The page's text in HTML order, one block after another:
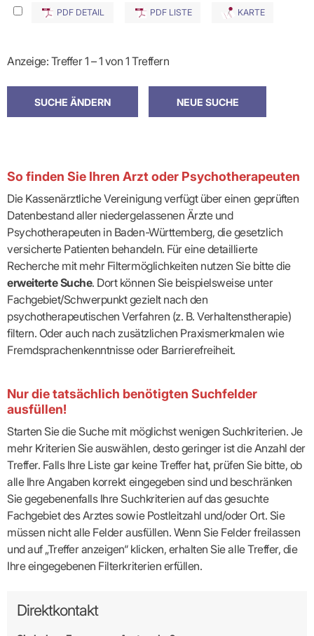
PDF DETAIL PDF LISTE KARTE
Anzeige: Treffer 1 – 1 von 1 Treffern
So finden Sie Ihren Arzt oder Psychotherapeuten
Die Kassenärztliche Vereinigung verfügt über einen geprüften
Datenbestand aller niedergelassenen Ärzte und
Psychotherapeuten in Baden-Württemberg, die gesetzlich
versicherte Patienten behandeln. Für eine detaillierte
Recherche mit mehr Filtermöglichkeiten nutzen Sie bitte die
erweiterte Suche. Dort können Sie beispielsweise unter
Fachgebiet/Schwerpunkt gezielt nach den
psychotherapeutischen Verfahren (z. B. Verhaltenstherapie)
filtern. Oder auch nach zusätzlichen Praxismerkmalen wie
Fremdsprachenkenntnisse oder Barrierefreiheit.
Nur die tatsächlich benötigten Suchfelder
ausfüllen!
Starten Sie die Suche mit möglichst wenigen Suchkriterien. Je
mehr Kriterien Sie auswählen, desto geringer ist die Anzahl der
Treffer. Falls Ihre Liste gar keine Treffer hat, prüfen Sie bitte, ob
alle Ihre Angaben korrekt eingegeben sind und beschränken
Sie gegebenenfalls Ihre Suchkriterien auf das gesuchte
Fachgebiet des Arztes sowie Postleitzahl und/oder Ort. Sie
müssen nicht alle Felder ausfüllen. Wenn Sie Felder freilassen
und auf „Treffer anzeigen“ klicken, erhalten Sie alle Treffer, die
Ihre eingegebenen Filterkriterien erfüllen.
Direktkontakt